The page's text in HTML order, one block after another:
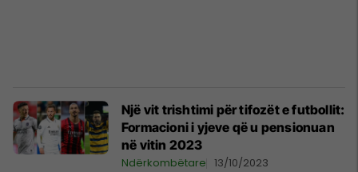
Një vit trishtimi për tifozët e futbollit:
Formacioni i yjeve që u pensionuan
në vitin 2023
Ndërkombëtare 13/10/2023